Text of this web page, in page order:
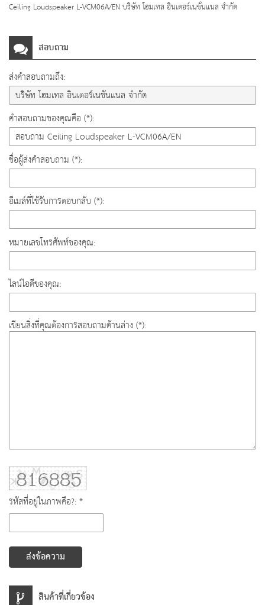
Ceiling Loudspeaker L-VCM06A/EN บริษัท โฮมเทล อินเตอร์เนชั่นแนล จำกัด
สอบถาม
ส่งคำสอบถามถึง:
คำสอบถามของคุณคือ (*):
ชื่อผู้ส่งคำสอบถาม (*):
อีเมล์ที่ใช้รับการตอบกลับ (*):
หมายเลขโทรศัพท์ของคุณ:
ไลน์ไอดีของคุณ:
เขียนสิ่งที่คุณต้องการสอบถามด้านล่าง (*):
รหัสที่อยู่ในภาพคือ?: *
ส่งข้อความ
สินค้าที่เกี่ยวข้อง